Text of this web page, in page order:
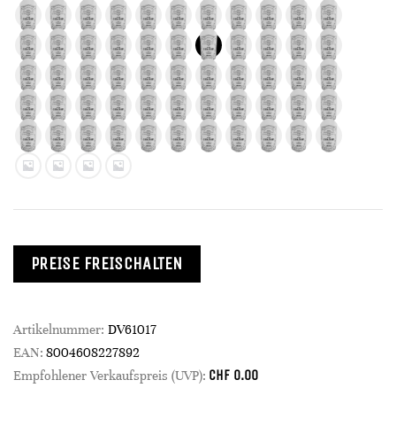
PREISE FREISCHALTEN
Artikelnummer: DV61017
EAN: 8004608227892
Empfohlener Verkaufspreis (UVP): CHF 0.00